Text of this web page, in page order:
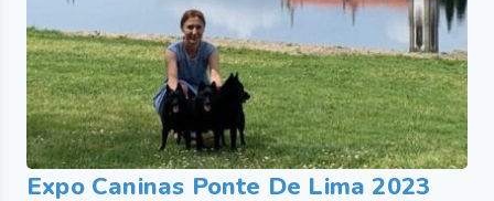
Expo Caninas Ponte De Lima 2023